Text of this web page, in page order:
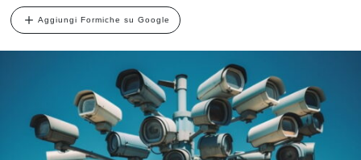
Aggiungi Formiche su Google